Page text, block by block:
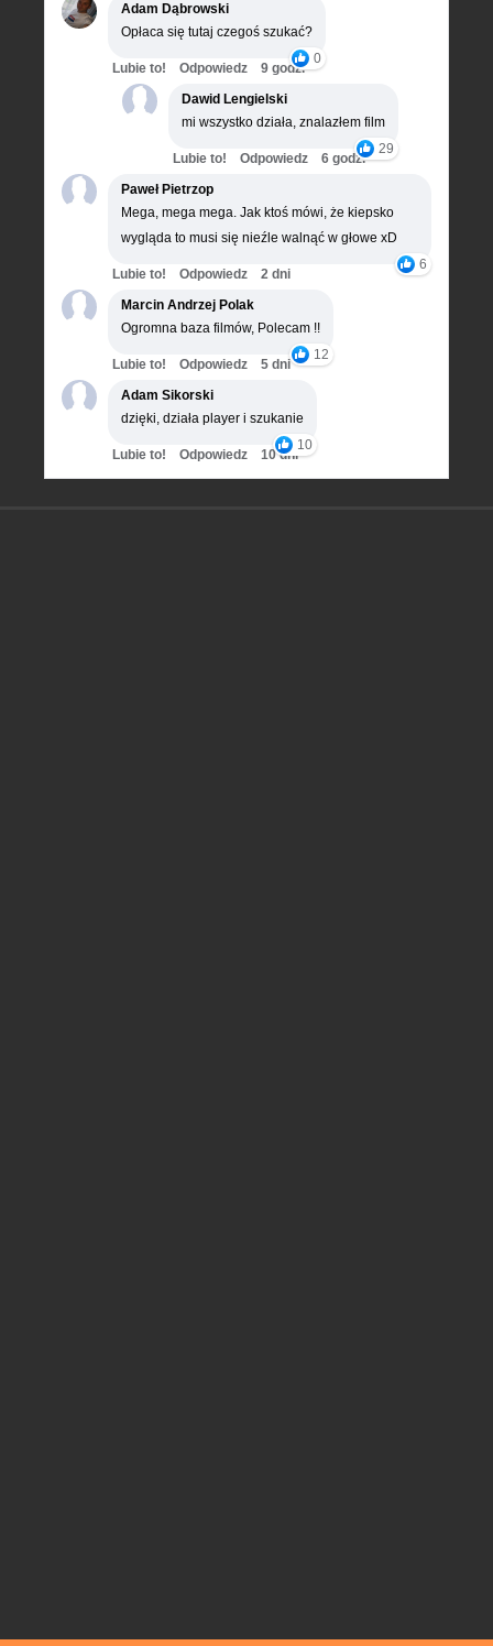
Adam Dąbrowski
Opłaca się tutaj czegoś szukać?
0
Lubie to! Odpowiedz
9 godz.
Dawid Lengielski
mi wszystko działa, znalazłem film
29
Lubie to! Odpowiedz
6 godz.
Paweł Pietrzop
Mega, mega mega. Jak ktoś mówi, że kiepsko
wygląda to musi się nieźle walnąć w głowe xD
6
Lubie to! Odpowiedz
2 dni
Marcin Andrzej Polak
Ogromna baza filmów, Polecam !!
12
Lubie to! Odpowiedz
5 dni
Adam Sikorski
dzięki, działa player i szukanie
10
Lubie to! Odpowiedz 10 dni